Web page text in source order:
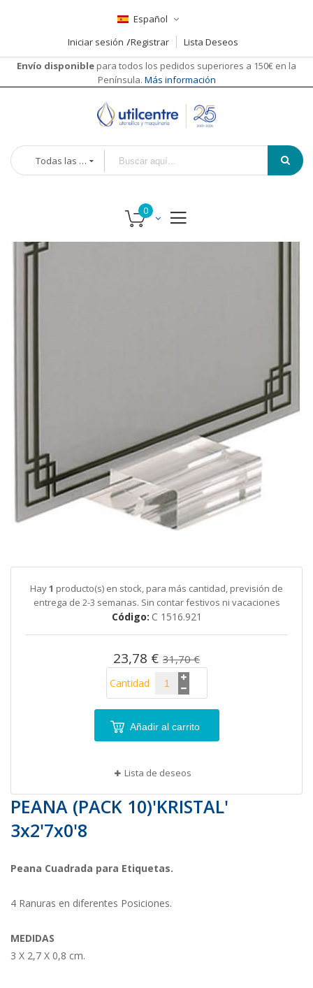
Español
Iniciar sesión
Registrar
Lista Deseos
Envío disponible para todos los pedidos superiores a 150€ en la
Península. Más información
Todas las categorías
Saltar
comienzo
galería
imágenes
Hay1 producto(s) en stock, para más cantidad, previsión de
entrega de 2-3 semanas. Sin contar festivos ni vacaciones
Código C 1516.921
23,78 € 31,70 €
Cantidad
Añadir al carrito
Lista de deseos
PEANA (PACK 10)'KRISTAL'
3x2'7x0'8
Peana Cuadrada para Etiquetas.
4 Ranuras en diferentes Posiciones.
MEDIDAS
3 X 2,7 X 0,8 cm.